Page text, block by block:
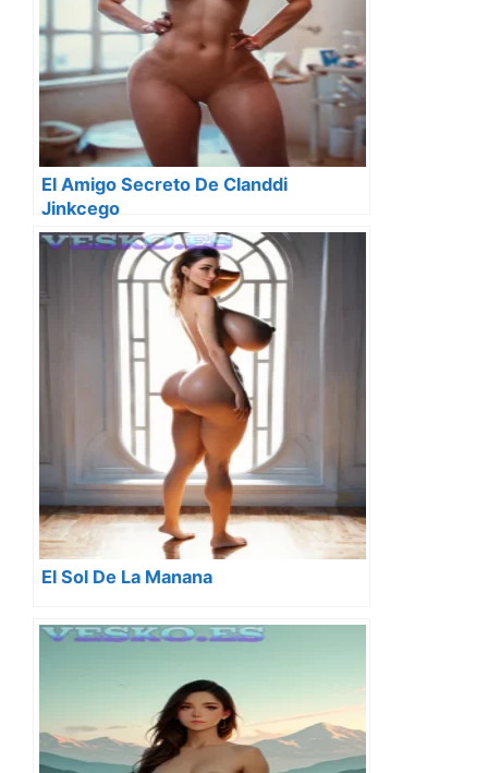
El Amigo Secreto De Clanddi
Jinkcego
El Sol De La Manana